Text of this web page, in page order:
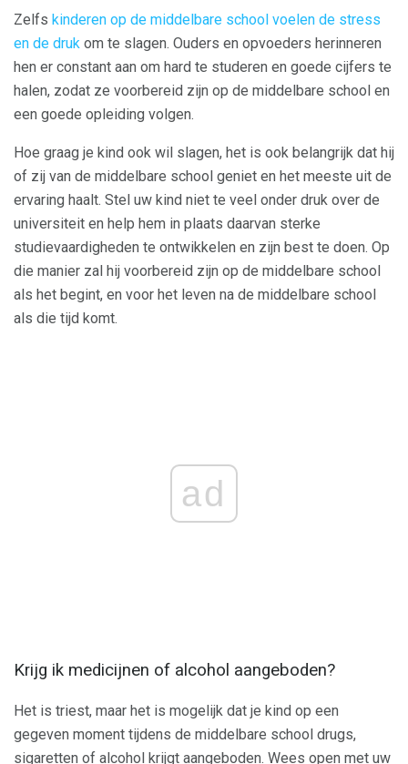
Zelfs kinderen op de middelbare school voelen de stress
en de druk om te slagen. Ouders en opvoeders herinneren
hen er constant aan om hard te studeren en goede cijfers te
halen, zodat ze voorbereid zijn op de middelbare school en
een goede opleiding volgen.
Hoe graag je kind ook wil slagen, het is ook belangrijk dat hij
of zij van de middelbare school geniet en het meeste uit de
ervaring haalt. Stel uw kind niet te veel onder druk over de
universiteit en help hem in plaats daarvan sterke
studievaardigheden te ontwikkelen en zijn best te doen. Op
die manier zal hij voorbereid zijn op de middelbare school
als het begint, en voor het leven na de middelbare school
als die tijd komt.
ad
Krijg ik medicijnen of alcohol aangeboden?
Het is triest, maar het is mogelijk dat je kind op een
gegeven moment tijdens de middelbare school drugs,
sigaretten of alcohol krijgt aangeboden. Wees open met uw